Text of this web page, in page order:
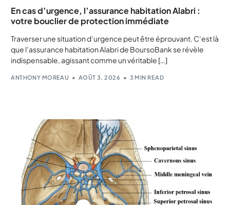
En cas d’urgence, l’assurance habitation Alabri :
votre bouclier de protection immédiate
Traverser une situation d’urgence peut être éprouvant. C’est là
que l’assurance habitation Alabri de BoursoBank se révèle
indispensable, agissant comme un véritable […]
ANTHONY MOREAU AOÛT 3, 2026 3 MIN READ